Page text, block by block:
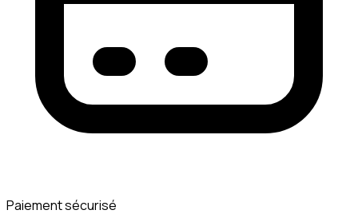
Paiement sécurisé